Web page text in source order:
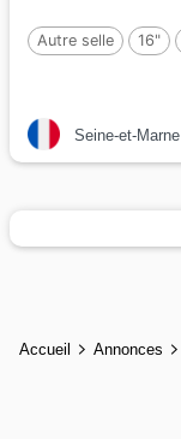
Autre selle 16"
Seine-et-Marne
Accueil Annonces